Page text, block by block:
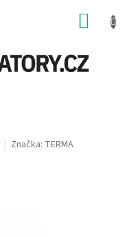
Značka: TERMA